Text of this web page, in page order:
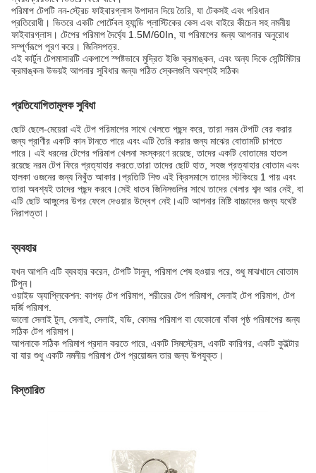
পরিমাপ টেপটি নন-স্ট্রেচ ফাইবারগ্লাস উপাদান দিয়ে তৈরি, যা টেকসই এবং পরিধান
প্রতিরোধী। ভিতরে একটি পোর্টেবল হ্যান্ডি প্লাস্টিকের কেস এবং বাইরে কীচেন সহ নমনীয়
ফাইবারগ্লাস। টেপের পরিমাপ দৈর্ঘ্যে 1.5M/60In, যা পরিমাপের জন্য আপনার অনুরোধ
সম্পূর্ণরূপে পূরণ করে। জিনিসপত্র.
এই কার্টুন টেপমাসারটি একপাশে স্পষ্টভাবে মুদ্রিত ইঞ্চি ক্রমাঙ্কন, এবং অন্য দিকে সেন্টিমিটার
ক্রমাঙ্কন৷ উভয়ই আপনার সুবিধার জন্য৷ পঠিত স্কেলগুলি অবশ্যই সঠিক৷
প্রতিযোগিতামূলক সুবিধা
ছোট ছেলে-মেয়েরা এই টেপ পরিমাপের সাথে খেলতে পছন্দ করে, তারা নরম টেপটি বের করার
জন্য প্রাণীর একটি কান টানতে পারে এবং এটি তৈরি করার জন্য মাঝের বোতামটি চাপতে
পারে। এই ধরনের টেপের পরিমাপ খেলনা সংস্করণে রয়েছে, তাদের একটি বোতামের হাতল
রয়েছে নরম টেপ ফিরে প্রত্যাহার করতে.তারা তাদের ছোট হাত, সহজ প্রত্যাহার বোতাম এবং
হালকা ওজনের জন্য নিখুঁত আকার।প্রতিটি শিশু এই ক্রিসমাসে তাদের স্টকিংয়ে 1 পায় এবং
তারা অবশ্যই তাদের পছন্দ করবে।সেই ধাতব জিনিসগুলির সাথে তাদের খেলার শব্দ আর নেই, বা
এটি ছোট আঙ্গুলের উপর ফেলে দেওয়ার উদ্বেগ নেই।এটি আপনার মিষ্টি বাচ্চাদের জন্য যথেষ্ট
নিরাপত্তা।
ব্যবহার
যখন আপনি এটি ব্যবহার করেন, টেপটি টানুন, পরিমাপ শেষ হওয়ার পরে, শুধু মাঝখানে বোতাম
টিপুন।
ওয়াইড অ্যাপ্লিকেশন: কাপড় টেপ পরিমাপ, শরীরের টেপ পরিমাপ, সেলাই টেপ পরিমাপ, টেপ
দর্জি পরিমাপ.
ভালো সেলাই টুল, সেলাই, সেলাই, বডি, কোমর পরিমাপ বা যেকোনো বাঁকা পৃষ্ঠ পরিমাপের জন্য
সঠিক টেপ পরিমাপ।
আপনাকে সঠিক পরিমাপ প্রদান করতে পারে, একটি সিমস্ট্রেস, একটি কারিগর, একটি কুইল্টার
বা যার শুধু একটি নমনীয় পরিমাপ টেপ প্রয়োজন তার জন্য উপযুক্ত।
বিস্তারিত